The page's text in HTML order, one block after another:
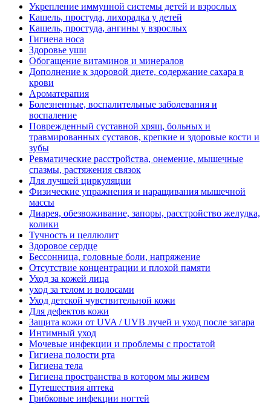
Укрепление иммунной системы детей и взрослых
Кашель, простуда, лихорадка у детей
Кашель, простуда, ангины у взрослых
Гигиена носа
Здоровье уши
Обогащение витаминов и минералов
Дополнение к здоровой диете, содержание сахара в
крови
Ароматерапия
Болезненные, воспалительные заболевания и
воспаление
Поврежденный суставной хрящ, больных и
травмированных суставов, крепкие и здоровые кости и
зубы
Ревматические расстройства, онемение, мышечные
спазмы, растяжения связок
Для лучшей циркуляции
Физические упражнения и наращивания мышечной
массы
Диарея, обезвоживание, запоры, расстройство желудка,
колики
Тучность и целлюлит
Здоровое сердце
Бессонница, головные боли, напряжение
Отсутствие концентрации и плохой памяти
Уход за кожей лица
уход за телом и волосами
Уход детской чувствительной кожи
Для дефектов кожи
Защита кожи от UVA / UVB лучей и уход после загара
Интимный уход
Мочевые инфекции и проблемы с простатой
Гигиена полости рта
Гигиена тела
Гигиена пространства в котором мы живем
Путешествия аптека
Грибковые инфекции ногтей